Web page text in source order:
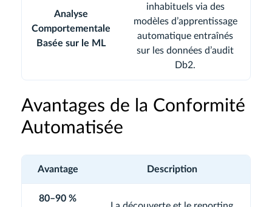
Analyse
Comportementale
Basée sur le ML
inhabituels via des
modèles d’apprentissage
automatique entraînés
sur les données d’audit
Db2.
Avantages de la Conformité
Automatisée
Avantage Description
80–90 %